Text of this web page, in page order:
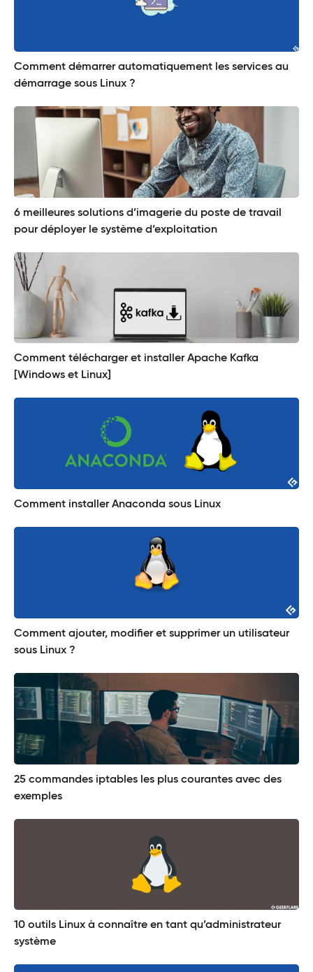
Comment démarrer automatiquement les services au
démarrage sous Linux ?
6 meilleures solutions d’imagerie du poste de travail
pour déployer le système d’exploitation
Comment télécharger et installer Apache Kafka
[Windows et Linux]
Comment installer Anaconda sous Linux
Comment ajouter, modifier et supprimer un utilisateur
sous Linux ?
25 commandes iptables les plus courantes avec des
exemples
10 outils Linux à connaître en tant qu’administrateur
système